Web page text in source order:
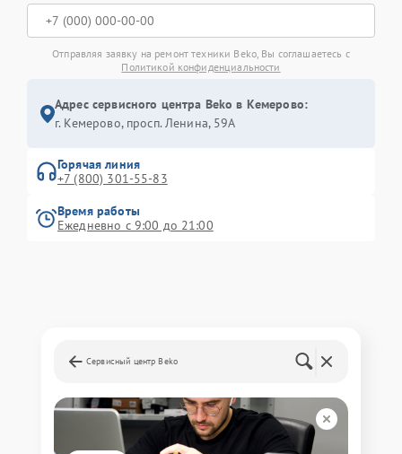
Отправляя заявку на ремонт техники Beko, Вы соглашаетесь с
Политикой конфиденциальности
Адрес сервисного центра Beko в Кемерово:
г. Кемерово, просп. Ленина, 59А
Горячая линия
+7 (800) 301-55-83
Время работы
Ежедневно с 9:00 до 21:00
Сервисный центр Beko